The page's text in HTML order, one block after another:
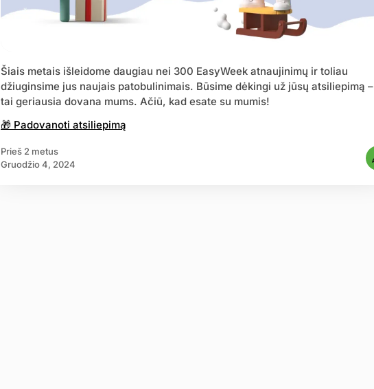
Šiais metais išleidome daugiau nei 300 EasyWeek atnaujinimų ir toliau
džiuginsime jus naujais patobulinimais. Būsime dėkingi už jūsų atsiliepimą –
tai geriausia dovana mums. Ačiū, kad esate su mumis!
🎁 Padovanoti atsiliepimą
prieš 2 metus
gruodžio 4, 2024